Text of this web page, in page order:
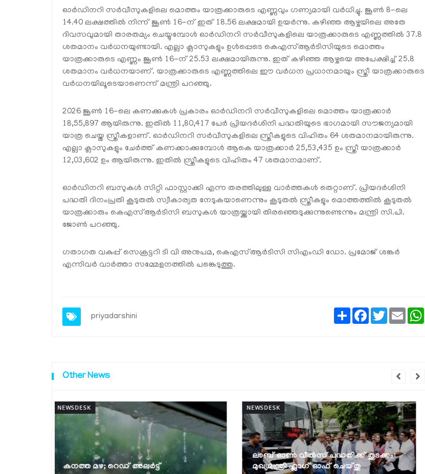
ഓർഡിനറി സർവീസുകളിലെ മൊത്തം യാത്രക്കാരുടെ എണ്ണവും ഗണ്യമായി വർധിച്ചു. ജൂൺ 8-ലെ
14.40 ലക്ഷത്തിൽ നിന്ന് ജൂൺ 16-ന് ഇത് 18.56 ലക്ഷമായി ഉയർന്നു. കഴിഞ്ഞ ആഴ്ചയിലെ അതേ
ദിവസവുമായി താരതമ്യം ചെയ്യുമ്പോൾ ഓർഡിനറി സർവീസുകളിലെ യാത്രക്കാരുടെ എണ്ണത്തിൽ 37.8
ശതമാനം വർധനയുണ്ടായി. എല്ലാ ക്ലാസുകളും ഉൾപ്പെടെ കെഎസ്ആർടിസിയുടെ മൊത്തം
യാത്രക്കാരുടെ എണ്ണം ജൂൺ 16-ന് 25.53 ലക്ഷമായിരുന്നു. ഇത് കഴിഞ്ഞ ആഴ്ചയെ അപേക്ഷിച്ച് 25.8
ശതമാനം വർധനയാണ്. യാത്രക്കാരുടെ എണ്ണത്തിലെ ഈ വർധന പ്രധാനമായും സ്ത്രീ യാത്രക്കാരുടെ
വർധനയിലൂടെയാണെന്ന് മന്ത്രി പറഞ്ഞു.
2026 ജൂൺ 16-ലെ കണക്കുകൾ പ്രകാരം ഓർഡിനറി സർവീസുകളിലെ മൊത്തം യാത്രക്കാർ
18,55,897 ആയിരുന്നു. ഇതിൽ 11,80,417 പേർ പ്രിയദർശിനി പദ്ധതിയുടെ ഭാഗമായി സൗജന്യമായി
യാത്ര ചെയ്ത സ്ത്രീകളാണ്. ഓർഡിനറി സർവീസുകളിലെ സ്ത്രീകളുടെ വിഹിതം 64 ശതമാനമായിരുന്നു.
എല്ലാ ക്ലാസുകളും ചേർത്ത് കണക്കാക്കുമ്പോൾ ആകെ യാത്രക്കാർ 25,53,435 ഉം സ്ത്രീ യാത്രക്കാർ
12,03,602 ഉം ആയിരുന്നു. ഇതിൽ സ്ത്രീകളുടെ വിഹിതം 47 ശതമാനമാണ്.
ഓർഡിനറി ബസുകൾ സിറ്റി ഫാസ്റ്റാക്കി എന്ന തരത്തിലുള്ള വാർത്തകൾ തെറ്റാണ്. പ്രിയദർശിനി
പദ്ധതി ദിനംപ്രതി കൂടുതൽ സ്വീകാര്യത നേടുകയാണെന്നും കൂടുതൽ സ്ത്രീകളും മൊത്തത്തിൽ കൂടുതൽ
യാത്രക്കാരും കെഎസ്ആർടിസി ബസുകൾ യാത്രയ്ക്കായി തിരഞ്ഞെടുക്കുന്നുണ്ടെന്നും മന്ത്രി സി.പി.
ജോൺ പറഞ്ഞു.
ഗതാഗത വകുപ്പ് സെക്രട്ടറി ടി വി അനുപമ, കെഎസ്ആർടിസി സിഎംഡി ഡോ. പ്രമോജ് ശങ്കർ
എന്നിവർ വാർത്താ സമ്മേളനത്തിൽ പങ്കെടുത്തു.
priyadarshini
ShareFacebook
TwitterEmail
Other News
NEWSDESK
ലാബ് ഓൺ വീൽസ് പദ്ധതിക്ക് തുടക്കം:
മുഖ്യമന്ത്രി ഫ്ലാഗ് ഓഫ് ചെയ്തു
NEWSDESK
മുല്ലപ്പെരിയാറിൽ ജലനിരപ്പ് ഉയർത്താൻ
കേരളം അനുവദിക്കില്ലെന്ന് മന്ത്രി
മോൻസ് ജോസഫ്